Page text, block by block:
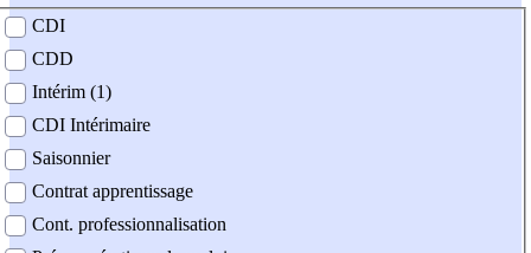
contrat
CDI
CDD
Intérim (1)
CDI Intérimaire
Saisonnier
Contrat apprentissage
Cont. professionnalisation